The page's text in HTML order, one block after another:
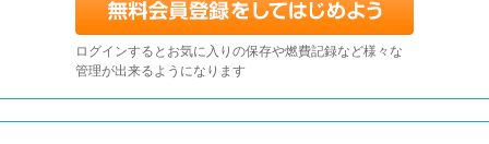
ログインするとお気に入りの保存や燃費記録など様々な
管理が出来るようになります